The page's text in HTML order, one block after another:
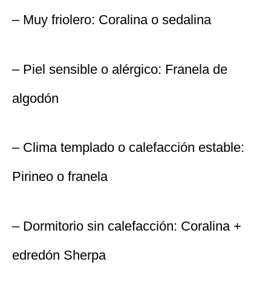
– Muy friolero: Coralina o sedalina
– Piel sensible o alérgico: Franela de
algodón
– Clima templado o calefacción estable:
Pirineo o franela
– Dormitorio sin calefacción: Coralina +
edredón Sherpa